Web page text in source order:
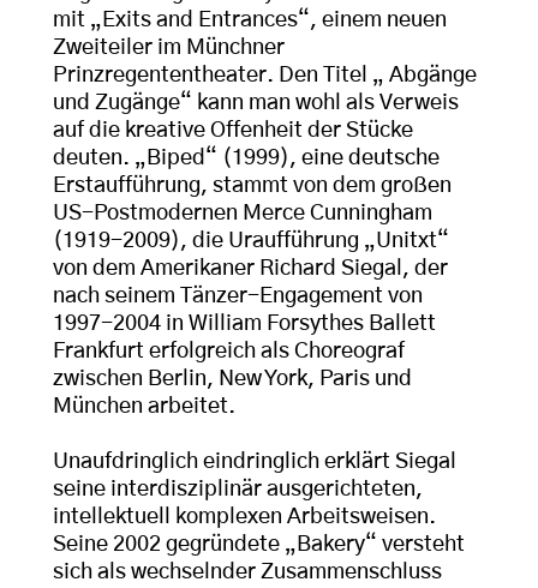
mit „Exits and Entrances“, einem neuen
Zweiteiler im Münchner
Prinzregententheater. Den Titel „ Abgänge
und Zugänge“ kann man wohl als Verweis
auf die kreative Offenheit der Stücke
deuten. „Biped“ (1999), eine deutsche
Erstaufführung, stammt von dem großen
US-Postmodernen Merce Cunningham
(1919-2009), die Uraufführung „Unitxt“
von dem Amerikaner Richard Siegal, der
nach seinem Tänzer-Engagement von
1997-2004 in William Forsythes Ballett
Frankfurt erfolgreich als Choreograf
zwischen Berlin, New York, Paris und
München arbeitet.
Unaufdringlich eindringlich erklärt Siegal
seine interdisziplinär ausgerichteten,
intellektuell komplexen Arbeitsweisen.
Seine 2002 gegründete „Bakery“ versteht
sich als wechselnder Zusammenschluss